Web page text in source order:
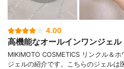
4.00
高機能なオールインワンジェル
MIKIMOTO COSMETICS リンクル＆
ジェルの紹介です。こちらのジェルは